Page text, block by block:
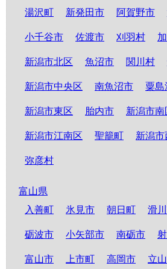
湯沢町 新発田市 阿賀野市
小千谷市 佐渡市 刈羽村
新潟市北区 魚沼市 関川村
新潟市中央区 南魚沼市 粟島
新潟市東区 胎内市 新潟市南
新潟市江南区 聖籠町 新潟市
弥彦村
富山県
入善町
氷見市 朝日町 滑
砺波市 小矢部市 南砺市
富山市 上市町 高岡市 立